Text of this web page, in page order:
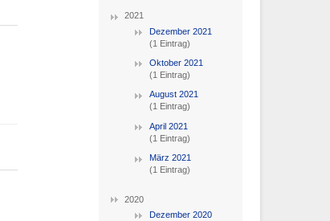
2021
Dezember 2021
(1 Eintrag)
Oktober 2021
(1 Eintrag)
August 2021
(1 Eintrag)
April 2021
(1 Eintrag)
März 2021
(1 Eintrag)
2020
Dezember 2020